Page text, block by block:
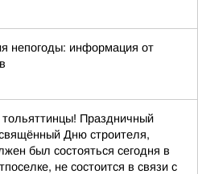
непогоды: информация от
Праздничный
Дню строителя,
был состояться сегодня в
не состоится в связи с